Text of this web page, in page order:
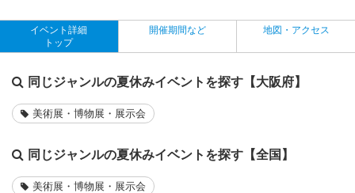
イベント詳細
トップ
開催期間など 地図・アクセス
同じジャンルの夏休みイベントを探す【大阪府】
美術展・博物展・展示会
同じジャンルの夏休みイベントを探す【全国】
美術展・博物展・展示会